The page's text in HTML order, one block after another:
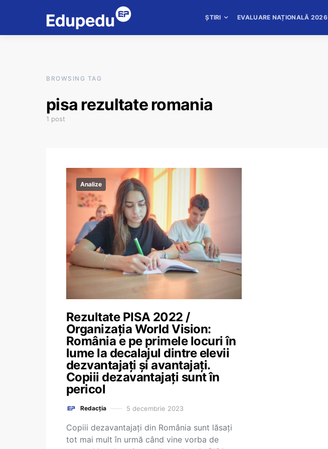
ȘTIRI EVALUARE NAȚIONALĂ 2026
BROWSING TAG
pisa rezultate romania
1 post
Analize
Rezultate PISA 2022 /
Organizația World Vision:
România e pe primele locuri în
lume la decalajul dintre elevii
dezvantajaţi şi avantajaţi.
Copiii dezavantajaţi sunt în
pericol
Redacția 5 decembrie 2023
Copiii dezavantajaţi din România sunt lăsaţi
tot mai mult în urmă când vine vorba de